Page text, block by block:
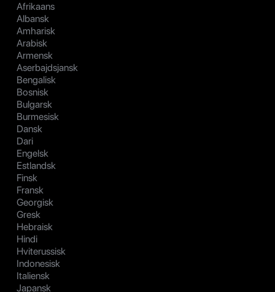
Afrikaans
Albansk
Amharisk
Arabisk
Armensk
Aserbajdsjansk
Bengalisk
Bosnisk
Bulgarsk
Burmesisk
Dansk
Dari
Engelsk
Estlandsk
Finsk
Fransk
Georgisk
Gresk
Hebraisk
Hindi
Hviterussisk
Indonesisk
Italiensk
Japansk